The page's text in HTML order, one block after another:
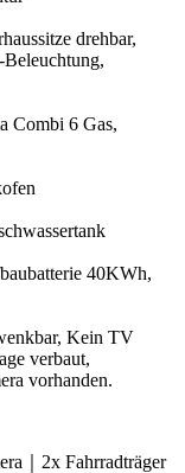
drehbar,
Combi 6 Gas,
40KWh,
Kein TV
verbaut,
vorhanden.
｜2x Fahrradträger